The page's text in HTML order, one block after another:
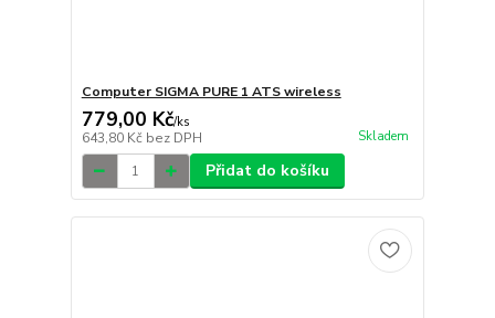
Computer SIGMA PURE 1 ATS wireless
779,00 Kč/ks
643,80 Kč bez DPH Skladem
Přidat do košíku